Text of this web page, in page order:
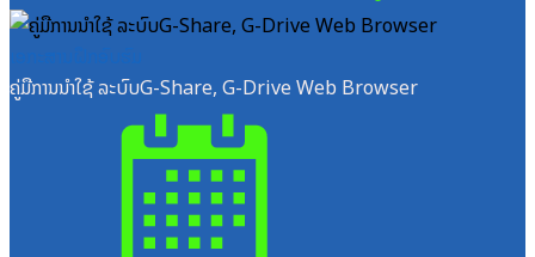
ຄູ່ມືການນຳໃຊ້ ລະບົບG-Share, G-Drive Web Browser